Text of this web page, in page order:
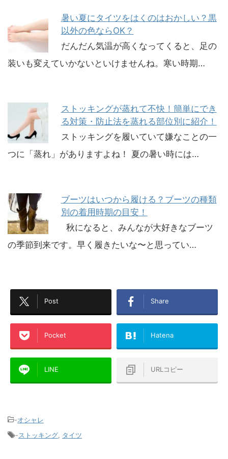
暑い夏にタイツをはくのはおかしい？黒
以外の色ならOK？
だんだん気温が高くなってくると、足の
装いも変えていかないといけませんね。寒い時期…
ストッキングが蒸れて不快！簡単にでき
る対策・防止法を蒸れる部位別に紹介！
ストッキングを履いていて嫌なことの一
つに「蒸れ」がありますよね！ 夏の暑い時には…
ブーツはいつから履ける？ブーツの種類
別の着用時期の目安！
秋になると、みんなが大好きなブーツ
の季節到来です。早く履きたいな〜と思ってい…
Post Share
Pocket Hatena
LINE URLコピー
-オシャレ
-ストッキング タイツ